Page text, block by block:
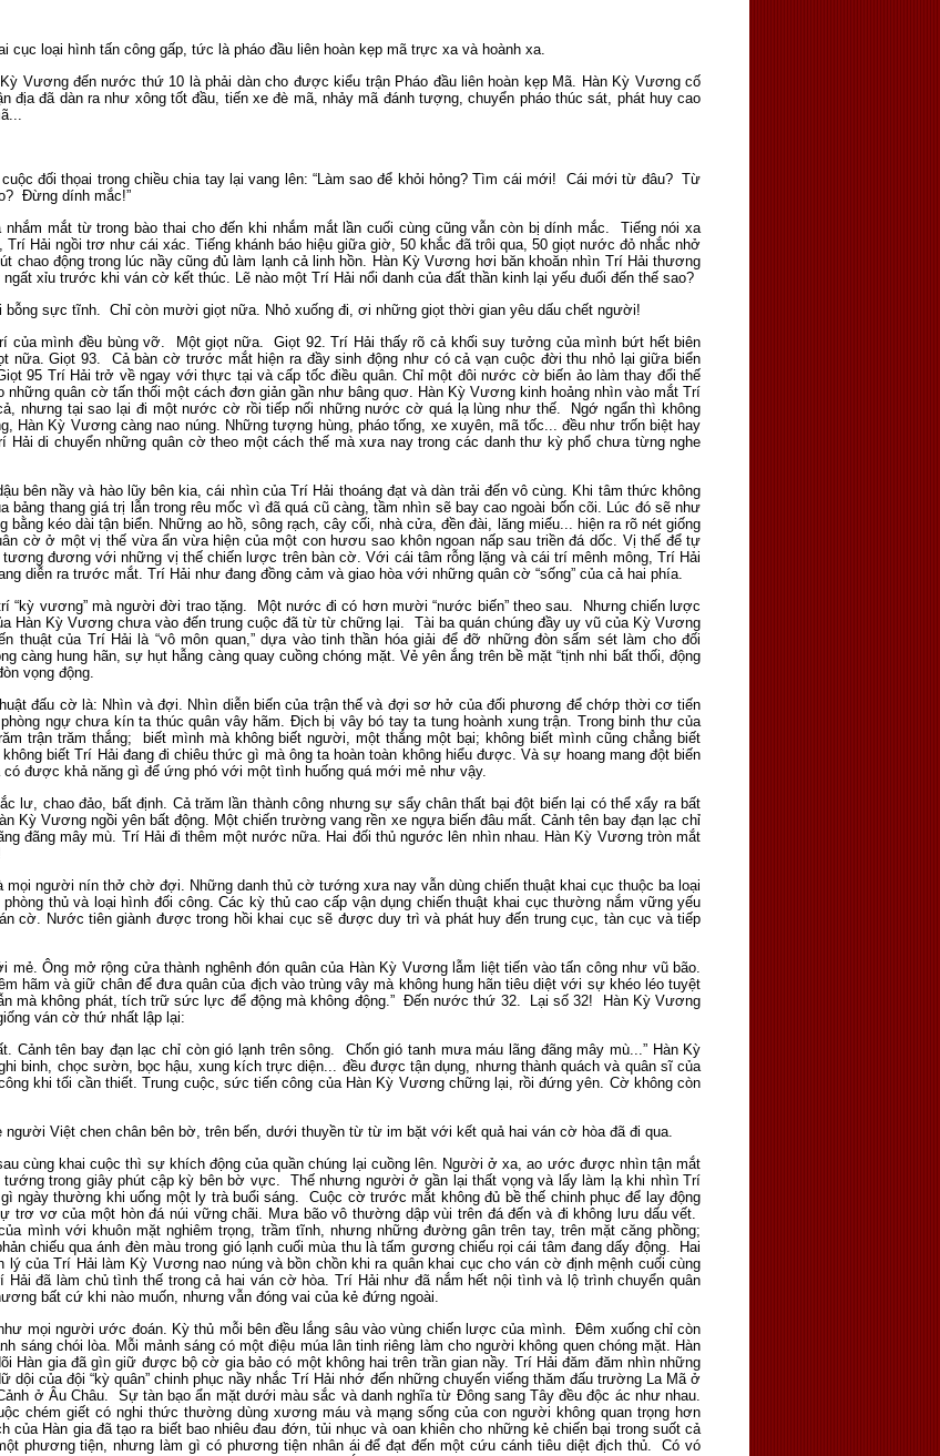
loại hình tấn công gấp, tức là pháo đầu liên hoàn kẹp mã trực xa và hoành xa.
Vương đến nước thứ 10 là phải dàn cho được kiểu trận Pháo đầu liên hoàn kẹp Mã. Hàn Kỳ Vương cố
địa đã dàn ra như xông tốt đầu, tiến xe đè mã, nhảy mã đánh tượng, chuyển pháo thúc sát, phát huy cao
đối thọai trong chiều chia tay lại vang lên: “Làm sao để khỏi hỏng? Tìm cái mới! Cái mới từ đâu? Từ
Đừng dính mắc!”
mắt từ trong bào thai cho đến khi nhắm mắt lần cuối cùng cũng vẫn còn bị dính mắc. Tiếng nói xa
Hải ngồi trơ như cái xác. Tiếng khánh báo hiệu giữa giờ, 50 khắc đã trôi qua, 50 giọt nước đỏ nhắc nhở
động trong lúc nầy cũng đủ làm lạnh cả linh hồn. Hàn Kỳ Vương hơi băn khoăn nhìn Trí Hải thương
xỉu trước khi ván cờ kết thúc. Lẽ nào một Trí Hải nổi danh của đất thần kinh lại yếu đuối đến thế sao?
bỗng sực tĩnh. Chỉ còn mười giọt nữa. Nhỏ xuống đi, ơi những giọt thời gian yêu dấu chết người!
của mình đều bùng vỡ. Một giọt nữa. Giọt 92. Trí Hải thấy rõ cả khối suy tưởng của mình bứt hết biên
Giọt 93. Cả bàn cờ trước mắt hiện ra đầy sinh động như có cả vạn cuộc đời thu nhỏ lại giữa biển
95 Trí Hải trở về ngay với thực tại và cấp tốc điều quân. Chỉ một đôi nước cờ biến ảo làm thay đổi thế
quân cờ tấn thối một cách đơn giản gần như bâng quơ. Hàn Kỳ Vương kinh hoảng nhìn vào mắt Trí
nhưng tại sao lại đi một nước cờ rồi tiếp nối những nước cờ quá lạ lùng như thế. Ngớ ngẩn thì không
Hàn Kỳ Vương càng nao núng. Những tượng hùng, pháo tống, xe xuyên, mã tốc... đều như trốn biệt hay
Hải di chuyển những quân cờ theo một cách thế mà xưa nay trong các danh thư kỳ phổ chưa từng nghe
bên nầy và hào lũy bên kia, cái nhìn của Trí Hải thoáng đạt và dàn trải đến vô cùng. Khi tâm thức không
bảng thang giá trị lẫn trong rêu mốc vì đã quá cũ càng, tầm nhìn sẽ bay cao ngoài bốn cõi. Lúc đó sẽ như
kéo dài tận biển. Những ao hồ, sông rạch, cây cối, nhà cửa, đền đài, lăng miếu... hiện ra rõ nét giống
cờ ở một vị thế vừa ẩn vừa hiện của một con hươu sao khôn ngoan nấp sau triền đá dốc. Vị thế để tự
đương với những vị thế chiến lược trên bàn cờ. Với cái tâm rỗng lặng và cái trí mênh mông, Trí Hải
diễn ra trước mắt. Trí Hải như đang đồng cảm và giao hòa với những quân cờ “sống” của cả hai phía.
“kỳ vương” mà người đời trao tặng. Một nước đi có hơn mười “nước biến” theo sau. Nhưng chiến lược
Hàn Kỳ Vương chưa vào đến trung cuộc đã từ từ chững lại. Tài ba quán chúng đầy uy vũ của Kỳ Vương
thuật của Trí Hải là “vô môn quan,” dựa vào tinh thần hóa giải để đỡ những đòn sấm sét làm cho đối
càng hung hãn, sự hụt hẫng càng quay cuồng chóng mặt. Vẻ yên ắng trên bề mặt “tịnh nhi bất thối, động
vọng động.
đấu cờ là: Nhìn và đợi. Nhìn diễn biến của trận thế và đợi sơ hở của đối phương để chớp thời cơ tiến
ngự chưa kín ta thúc quân vây hãm. Địch bị vây bó tay ta tung hoành xung trận. Trong binh thư của
trận trăm thắng; biết mình mà không biết người, một thắng một bại; không biết mình cũng chẳng biết
biết Trí Hải đang đi chiêu thức gì mà ông ta hoàn toàn không hiểu được. Và sự hoang mang đột biến
được khả năng gì để ứng phó với một tình huống quá mới mẻ như vậy.
lư, chao đảo, bất định. Cả trăm lần thành công nhưng sự sẩy chân thất bại đột biến lại có thể xẩy ra bất
Vương ngồi yên bất động. Một chiến trường vang rền xe ngựa biến đâu mất. Cảnh tên bay đạn lạc chỉ
đãng mây mù. Trí Hải đi thêm một nước nữa. Hai đối thủ ngước lên nhìn nhau. Hàn Kỳ Vương tròn mắt
người nín thở chờ đợi. Những danh thủ cờ tướng xưa nay vẫn dùng chiến thuật khai cục thuộc ba loại
thủ và loại hình đối công. Các kỳ thủ cao cấp vận dụng chiến thuật khai cục thường nắm vững yếu
cờ. Nước tiên giành được trong hồi khai cục sẽ được duy trì và phát huy đến trung cục, tàn cục và tiếp
mẻ. Ông mở rộng cửa thành nghênh đón quân của Hàn Kỳ Vương lẫm liệt tiến vào tấn công như vũ bão.
hãm và giữ chân để đưa quân của địch vào trùng vây mà không hung hãn tiêu diệt với sự khéo léo tuyệt
mà không phát, tích trữ sức lực để động mà không động.” Đến nước thứ 32. Lại số 32! Hàn Kỳ Vương
ván cờ thứ nhất lập lại:
Cảnh tên bay đạn lạc chỉ còn gió lạnh trên sông. Chốn gió tanh mưa máu lãng đãng mây mù...” Hàn Kỳ
binh, chọc sườn, bọc hậu, xung kích trực diện... đều được tận dụng, nhưng thành quách và quân sĩ của
khi tối cần thiết. Trung cuộc, sức tiến công của Hàn Kỳ Vương chững lại, rồi đứng yên. Cờ không còn
người Việt chen chân bên bờ, trên bến, dưới thuyền từ từ im bặt với kết quả hai ván cờ hòa đã đi qua.
cùng khai cuộc thì sự khích động của quần chúng lại cuồng lên. Người ở xa, ao ước được nhìn tận mắt
tướng trong giây phút cập kỳ bên bờ vực. Thế nhưng người ở gần lại thất vọng và lấy làm lạ khi nhìn Trí
ngày thường khi uống một ly trà buổi sáng. Cuộc cờ trước mắt không đủ bề thế chinh phục để lay động
trơ vơ của một hòn đá núi vững chãi. Mưa bão vô thường dập vùi trên đá đến và đi không lưu dấu vết.
mình với khuôn mặt nghiêm trọng, trầm tĩnh, nhưng những đường gân trên tay, trên mặt căng phồng;
chiếu qua ánh đèn màu trong gió lạnh cuối mùa thu là tấm gương chiếu rọi cái tâm đang dấy động. Hai
của Trí Hải làm Kỳ Vương nao núng và bồn chồn khi ra quân khai cục cho ván cờ định mệnh cuối cùng
đã làm chủ tình thế trong cả hai ván cờ hòa. Trí Hải như đã nắm hết nội tình và lộ trình chuyển quân
bất cứ khi nào muốn, nhưng vẫn đóng vai của kẻ đứng ngoài.
mọi người ước đoán. Kỳ thủ mỗi bên đều lắng sâu vào vùng chiến lược của mình. Đêm xuống chỉ còn
sáng chói lòa. Mỗi mảnh sáng có một điệu múa lân tinh riêng làm cho người không quen chóng mặt. Hàn
Hàn gia đã gìn giữ được bộ cờ gia bảo có một không hai trên trần gian nầy. Trí Hải đăm đăm nhìn những
dội của đội “kỳ quân” chinh phục nầy nhắc Trí Hải nhớ đến những chuyến viếng thăm đấu trường La Mã ở
ở Âu Châu. Sự tàn bạo ẩn mặt dưới màu sắc và danh nghĩa từ Đông sang Tây đều độc ác như nhau.
chém giết có nghi thức thường dùng xương máu và mạng sống của con người không quan trọng hơn
Hàn gia đã tạo ra biết bao nhiêu đau đớn, tủi nhục và oan khiên cho những kẻ chiến bại trong suốt cả
phương tiện, nhưng làm gì có phương tiện nhân ái để đạt đến một cứu cánh tiêu diệt địch thủ. Có vó